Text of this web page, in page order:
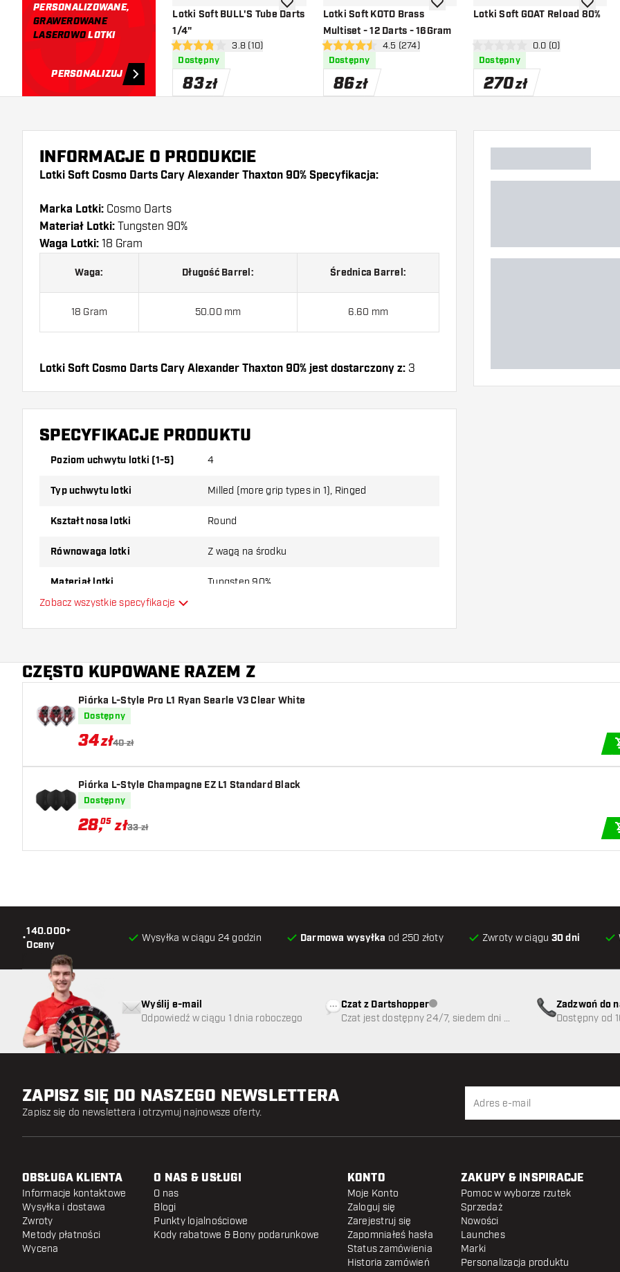
PERSONALIZOWANE,
GRAWEROWANE
LASEROWOLOTKI
PERSONALIZUJ
Lotki Soft BULL'S Tube Darts
1/4"
otwórz panel recenzji
3.8 gwiazdki oceny
3.8 (10)
Dostępny
83zł
dodaj do listy życzeńLotki Soft KOTO Brass
Multiset - 12 Darts - 16Gram
otwórz panel recenzji
4.5 gwiazdki oceny4.5 (274)
Dostępny
86zł
dodaj do listy życzeń
Lotki Soft GOAT Reload 80%
otwórz panel recenzji
0 gwiazdki oceny0.0 (0)
Dostępny
270zł
dodaj do
INFORMACJE O PRODUKCIE
Lotki Soft Cosmo Darts Cary Alexander Thaxton 90% Specyfikacja:
Marka Lotki: Cosmo Darts
Materiał Lotki: Tungsten 90%
Waga Lotki: 18 Gram
Waga: Długość Barrel: Średnica Barrel:
18 Gram 50.00 mm 6.60 mm
Lotki Soft Cosmo Darts Cary Alexander Thaxton 90% jest dostarczony z: 3
SPECYFIKACJE PRODUKTU
Poziom uchwytu lotki (1-5) 4
Typ uchwytu lotki Milled (more grip types in 1), Ringed
Kształt nosa lotki Round
Równowaga lotki Z wagą na środku
Materiał lotki Tungsten 90%
Kolor lotki
Strefa uchwytu lotki
Kształt lotki
Waga lotki
Szerokość lotki (MM)
Długość lotki (MM)
Zobacz wszystkie specyfikacje
CZĘSTO KUPOWANE RAZEM Z
Piórka L-Style Pro L1 Ryan Searle V3 Clear White
Dostępny
34zł40 zł
Piórka L-Style Champagne EZ L1 Standard Black
Dostępny
28,05 zł33 zł
•
140.000+
Oceny
Wysyłka w ciągu 24 godzin Darmowa wysyłka od 250 złoty Zwroty w ciągu 30 dni
Wyślij e-mail
Odpowiedź w ciągu 1 dnia roboczego
Czat z DartshopperObsługa klienta niedostępna
Czat jest dostępny 24/7, siedem dni w
Zadzwoń do
89
Dostępny od
ZAPISZ SIĘ DO NASZEGO NEWSLETTERA
Zapisz się do newslettera i otrzymuj najnowsze oferty.
OBSŁUGA KLIENTA
Informacje kontaktowe
Wysyłka i dostawa
Zwroty
Metody płatności
Wycena
O NAS & USŁUGI
O nas
Blogi
Punkty lojalnościowe
Kody rabatowe & Bony podarunkowe
KONTO
Moje Konto
Zaloguj się
Zarejestruj się
Zapomniałeś hasła
Status zamówienia
Historia zamówień
ZAKUPY & INSPIRACJE
Pomoc w wyborze rzutek
Sprzedaż
Nowości
Launches
Marki
Personalizacja produktu